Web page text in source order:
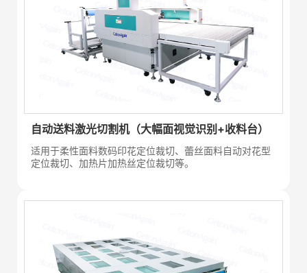
自动送料激光切割机（大幅面视觉识别+收料台）
适用于柔性面料数码印花定位裁切、蕾丝面料自动对花型
定位裁切、加热片加热丝定位裁切等。